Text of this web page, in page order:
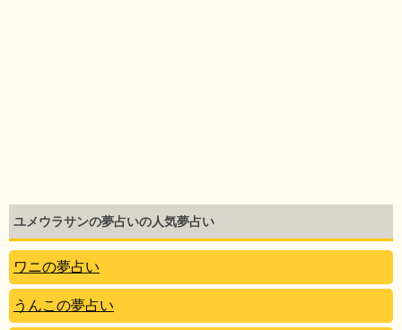
ユメウラサンの夢占いの人気夢占い
ワニの夢占い
うんこの夢占い